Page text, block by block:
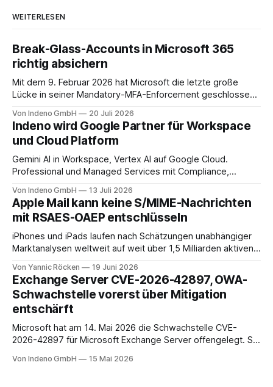
WEITERLESEN
Break-Glass-Accounts in Microsoft 365
richtig absichern
Mit dem 9. Februar 2026 hat Microsoft die letzte große
Lücke in seiner Mandatory-MFA-Enforcement geschlossen.
Microsoft 365 Admin Center anmeldet, einen zweiten
Faktor nachweisen. Für das Entra Admin Center, das Azure-
Portal und das Intune Admin Center gilt das
Von Indeno GmbH 20 Juli 2026
Indeno wird Google Partner für Workspace
und Cloud Platform
Gemini AI in Workspace, Vertex AI auf Google Cloud.
Professional und Managed Services mit Compliance,
DACH.
Von Indeno GmbH 13 Juli 2026
Apple Mail kann keine S/MIME-Nachrichten
mit RSAES-OAEP entschlüsseln
iPhones und iPads laufen nach Schätzungen unabhängiger
Marktanalysen weltweit auf weit über 1,5 Milliarden aktiven
im Bereich von 25 bis 30 Prozent auf Geschäftsumfelder,
also Smartphones und Tablets, die im beruflichen Kontext
genutzt werden, sei es als reines Diensthandy, als COPE-
Von Yannic Röcken 19 Juni 2026
Exchange Server CVE-2026-42897, OWA-
Schwachstelle vorerst über Mitigation
entschärft
Microsoft hat am 14. Mai 2026 die Schwachstelle CVE-
2026-42897 für Microsoft Exchange Server offengelegt. Sie
unauthentifizierten Angreifer, über eine speziell präparierte
Von Indeno GmbH 15 Mai 2026